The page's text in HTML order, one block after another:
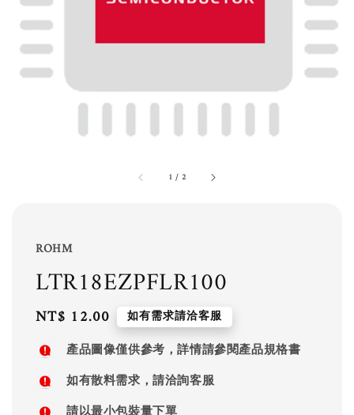
1 / 2
ROHM
LTR18EZPFLR100
Regular
price
NT$ 12.00 如有需求請洽客服
產品圖像僅供參考，詳情請參閱產品規格書
如有散料需求，請洽詢客服